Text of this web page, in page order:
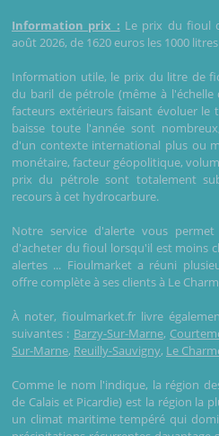
Information prix : Le prix du fioul
août 2026, de 1620 euros les 1000
Information utile, le prix du litre de
du baril de pétrole (même à l'échelle
facteurs extérieurs faisant évoluer
baisse toute l'année sont
d'un contexte international plus ou
monétaire, facteur géopolitique,
prix du pétrole sont totalement
recours à cet hydrocarbure.
Notre service d'alerte vous
d'acheter du fioul lorsqu'il est moins
alertes ... Fioulmarket a réuni
offre complète à ses clients à Le
À noter, fioulmarket.fr livre
suivantes : Barzy-Sur-Marne,
Sur-Marne, Reuilly-Sauvigny, Le
Comme le nom l'indique, la région
de Calais et Picardie) est la région la
un climat maritime tempéré qui